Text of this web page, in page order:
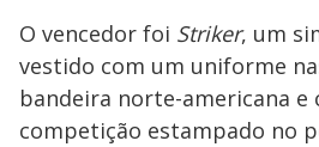
O vencedor foi Striker, um
vestido com um uniforme
bandeira norte-americana
competição estampado no